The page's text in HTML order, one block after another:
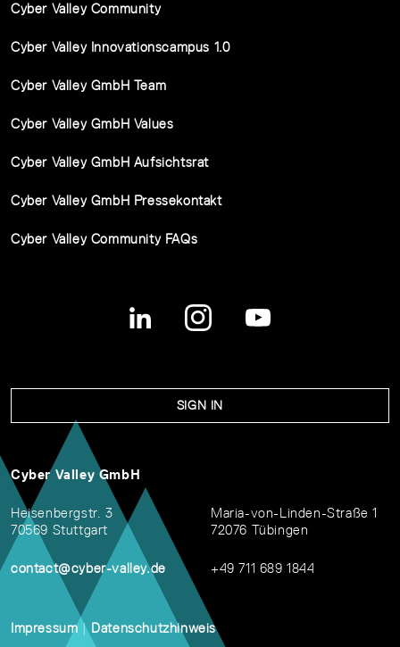
Cyber Valley Community
Cyber Valley Innovationscampus 1.0
Cyber Valley GmbH Team
Cyber Valley GmbH Values
Cyber Valley GmbH Aufsichtsrat
Cyber Valley GmbH Pressekontakt
Cyber Valley Community FAQs
SIGN IN
Cyber Valley GmbH
Heisenbergstr. 3
70569 Stuttgart
contact@cyber-valley.de
Maria-von-Linden-Straße 1
72076 Tübingen
+49 711 689 1844
Impressum | Datenschutzhinweis